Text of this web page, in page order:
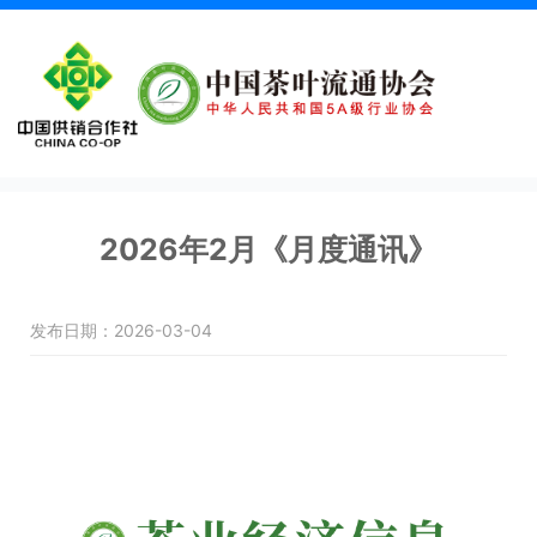
2026年2月《月度通讯》
发布日期：2026-03-04